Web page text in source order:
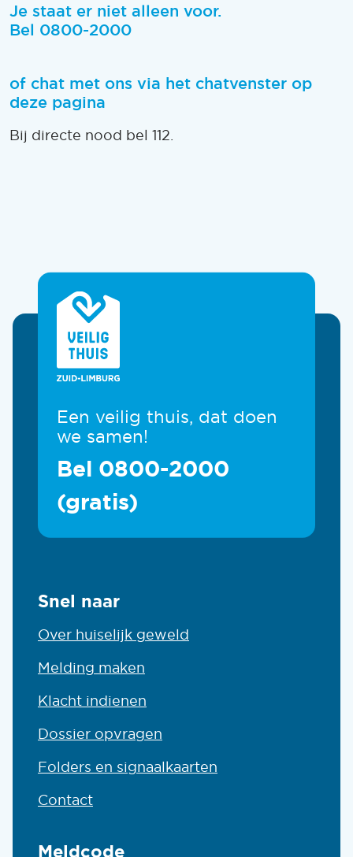
Je staat er niet alleen voor.
Bel 0800-2000
of chat met ons via het chatvenster op
deze pagina
Bij directe nood bel 112.
Snel naar
Over huiselijk geweld
Melding maken
Klacht indienen
Dossier opvragen
Folders en signaalkaarten
Contact
Meldcode
Een veilig thuis, dat doen
we samen!
Bel 0800-2000
(gratis)